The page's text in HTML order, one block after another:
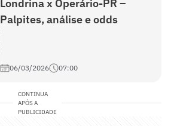
Londrina x Operário-PR –
Palpites, análise e odds
06/03/2026 07:00
CONTINUA
APÓS A
PUBLICIDADE